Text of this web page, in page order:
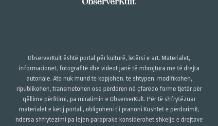
ObserverKult është portal për kulturë, letërsi e art. Materialet,
informacionet, fotografitë dhe videot janë të mbrojtura me të drejta
autoriale. Ato nuk mund të kopjohen, të shtypen, modifikohen,
ripublikohen, transmetohen ose përdoren në çfarëdo forme tjetër për
qëllime përfitimi, pa miratimin e ObserverKult. Për të shfrytëzuar
materialet e këtij portali, obligoheni t'i pranoni Kushtet e përdorimit,
ndërsa shfrytëzimi pa lejen paraprake konsiderohet shkelje e drejtave